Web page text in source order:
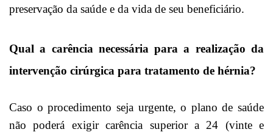
preservação da saúde e da vida de seu beneficiário.
Qual a carência necessária para a realização da
intervenção cirúrgica para tratamento de hérnia?
Caso o procedimento seja urgente, o plano de saúde
não poderá exigir carência superior a 24 (vinte e